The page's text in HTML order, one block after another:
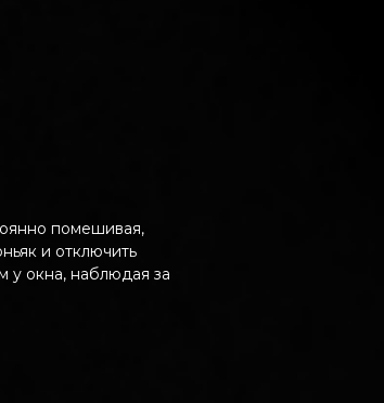
помешивая,
и отключить
у окна, наблюдая за